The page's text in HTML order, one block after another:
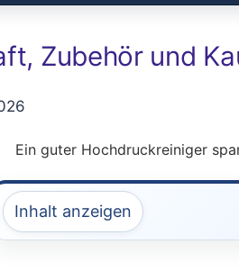
Zubehör und
Inhalt anzeigen
Ein guter Hochdruckreiniger